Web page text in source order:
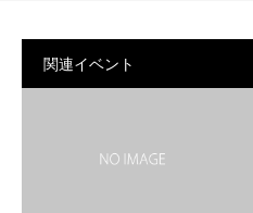
関連イベント